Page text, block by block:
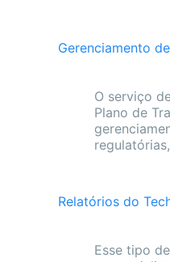
Gerenciamento
O serviço
Plano de
Relatórios do
Esse tipo